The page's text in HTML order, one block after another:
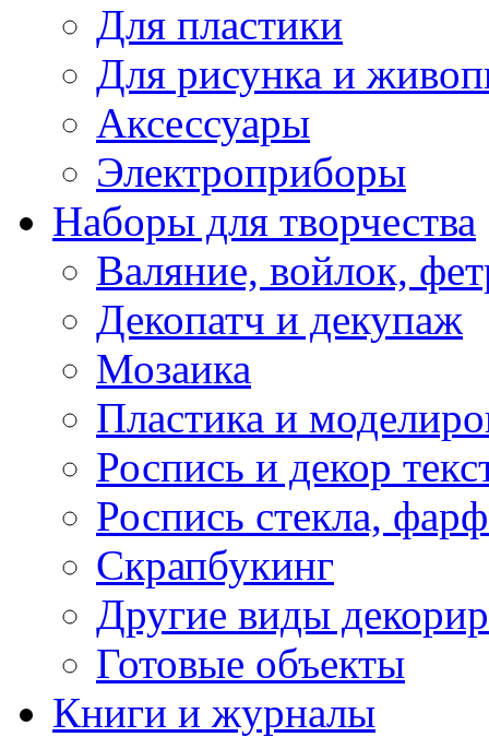
Для пластики
Для рисунка и
Аксессуары
Электроприборы
Наборы для творчества
Валяние, войлок,
Декопатч и декупаж
Мозаика
Пластика и
Роспись и декор
Роспись стекла,
Скрапбукинг
Другие виды
Готовые объекты
Книги и журналы